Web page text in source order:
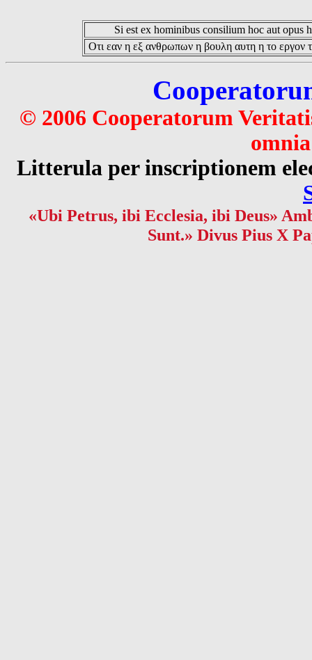
Si est ex hominibus consilium hoc aut opus
Οτι εαν η εξ ανθρωπων η βουλη αυτη η το εργον
© 2006 Cooperatorum
Litterula per inscriptionem
«Ubi Petrus, ibi Ecclesia, ibi Deus»
Sunt.» Divus Pius X